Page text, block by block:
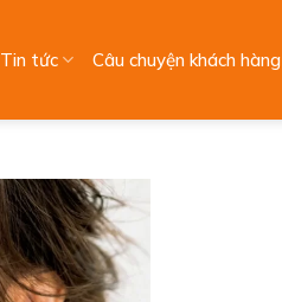
Tin tức Câu chuyện khách hàng